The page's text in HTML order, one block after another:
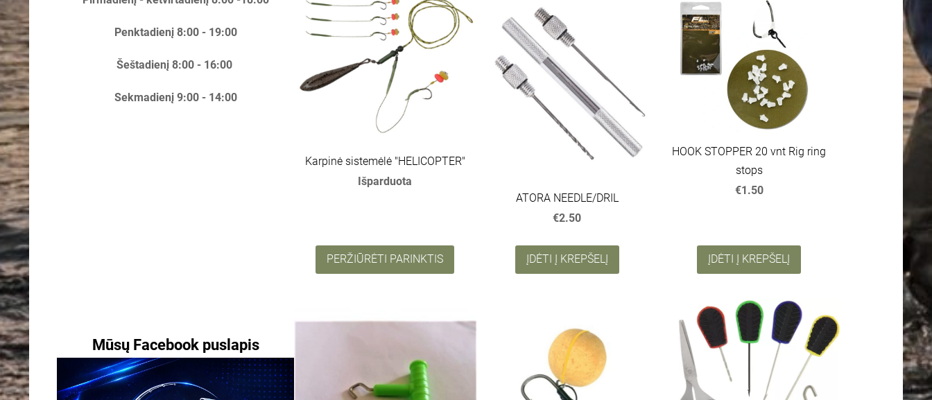
Penktadienį 8:00 - 19:00
Šeštadienį 8:00 - 16:00
Sekmadienį 9:00 - 14:00
Mūsų Facebook puslapis
Karpinė sistemėlė "HELICOPTER"
Išparduota
PERŽIŪRĖTI PARINKTIS
ATORA NEEDLE/DRIL
€2.50
ĮDĖTI Į KREPŠELĮ
HOOK STOPPER 20 vnt Rig ring
stops
€1.50
ĮDĖTI Į KREPŠELĮ